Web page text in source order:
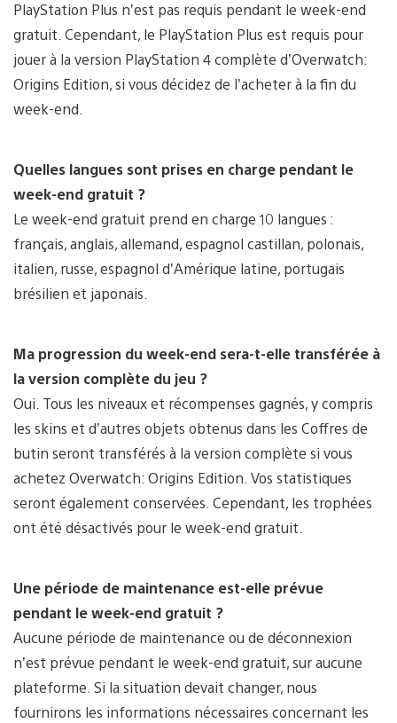
PlayStation Plus n’est pas requis pendant le week-end
gratuit. Cependant, le PlayStation Plus est requis pour
jouer à la version PlayStation 4 complète d’Overwatch:
Origins Edition, si vous décidez de l’acheter à la fin du
week-end.
Quelles langues sont prises en charge pendant le
week-end gratuit ?
Le week-end gratuit prend en charge 10 langues :
français, anglais, allemand, espagnol castillan, polonais,
italien, russe, espagnol d’Amérique latine, portugais
brésilien et japonais.
Ma progression du week-end sera-t-elle transférée à
la version complète du jeu ?
Oui. Tous les niveaux et récompenses gagnés, y compris
les skins et d’autres objets obtenus dans les Coffres de
butin seront transférés à la version complète si vous
achetez Overwatch: Origins Edition. Vos statistiques
seront également conservées. Cependant, les trophées
ont été désactivés pour le week-end gratuit.
Une période de maintenance est-elle prévue
pendant le week-end gratuit ?
Aucune période de maintenance ou de déconnexion
n’est prévue pendant le week-end gratuit, sur aucune
plateforme. Si la situation devait changer, nous
fournirons les informations nécessaires concernant les